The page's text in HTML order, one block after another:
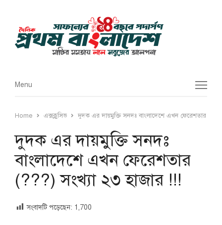
Menu
Menu
Home এক্সক্লুসিভ দুদক এর দায়মুক্তি সনদঃ বাংলাদেশে এখন ফেরেশতার
দুদক এর দায়মুক্তি সনদঃ
বাংলাদেশে এখন ফেরেশতার
(???) সংখ্যা ২৩ হাজার !!!
সংবাদটি পড়েছেন: 1,700